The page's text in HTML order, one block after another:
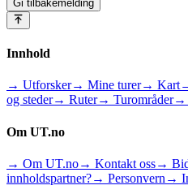
Gi tilbakemelding
Innhold
→ Utforsker→ Mine turer→ Kart
og steder→ Ruter→ Turområder→
Om UT.no
→ Om UT.no→ Kontakt oss→
innholdspartner?→ Personvern →